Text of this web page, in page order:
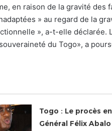
en raison de la gravité des
» au regard de la
», a-t-elle déclarée.
du Togo», a
Togo : Le procès
Général Félix